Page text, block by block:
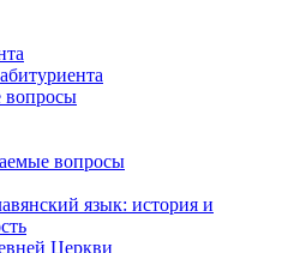
вопросы
вопросы
язык: история и
Церкви